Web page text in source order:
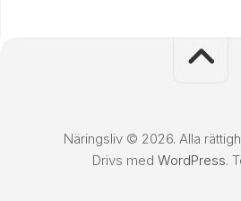
Näringsliv © 2026. Alla
Drivs med WordPress.